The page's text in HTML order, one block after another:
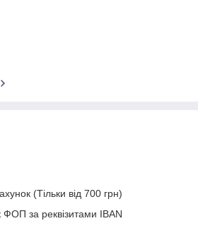
(Тільки від 700 грн)
за реквізитами IBAN